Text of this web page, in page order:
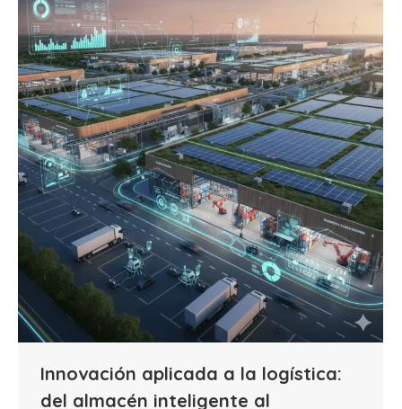
Innovación aplicada a la logística:
del almacén inteligente al